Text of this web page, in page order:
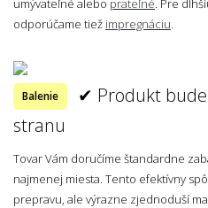
odporúčame tiež impregnáciu
Balenie
✔ Produkt
stranu
Tovar Vám doručíme štandardne
najmenej miesta. Tento efektívny
prepravu, ale výrazne zjednoduší